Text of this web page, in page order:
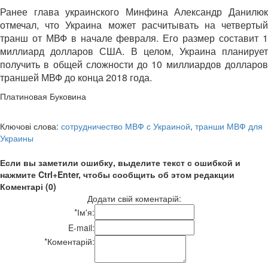
Ранее глава украинского Минфина Александр Данилюк
отмечал, что Украина может расчитывать на четвертый
транш от МВФ в начале февраля. Его размер составит 1
миллиард долларов США. В целом, Украина планирует
получить в общей сложности до 10 миллиардов долларов
траншей МВФ до конца 2018 года.
Платиновая Буковина
Ключові слова: сотрудничество МВФ с Украиной, транши МВФ для
Украины
Если вы заметили ошибку, выделите текст с ошибкой и
нажмите Ctrl+Enter, чтобы сообщить об этом редакции
Коментарі (0)
Додати свій коментарій:
*Ім'я:
E-mail:
*Коментарій: